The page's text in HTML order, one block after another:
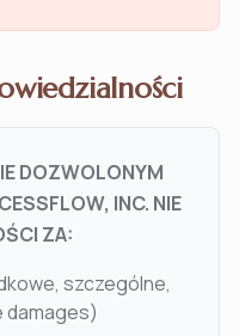
DOZWOLONYM
INC. NIE
ZA:
szczególne,
damages)